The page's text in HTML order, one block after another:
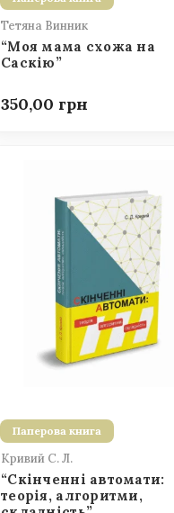
Тетяна Винник
“Моя мама схожа на
Саскію”
350,00
Паперова книга
Кривий С. Л.
“Скінченні автомати:
теорія, алгоритми,